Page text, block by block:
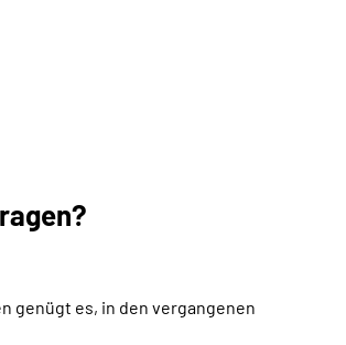
genügt es, in den vergangenen